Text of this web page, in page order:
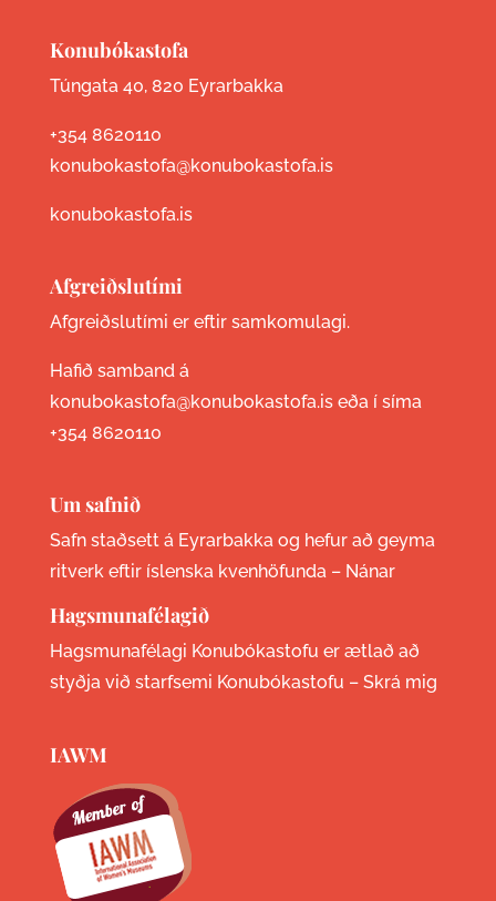
Konubókastofa
Túngata 40, 820 Eyrarbakka
+354 8620110
konubokastofa@konubokastofa.is
konubokastofa.is
Afgreiðslutími
Afgreiðslutími er eftir samkomulagi.
Hafið samband á
konubokastofa@konubokastofa.is eða í síma
+354 8620110
Um safnið
Safn staðsett á Eyrarbakka og hefur að geyma
ritverk eftir íslenska kvenhöfunda – Nánar
Hagsmunafélagið
Hagsmunafélagi Konubókastofu er ætlað að
styðja við starfsemi Konubókastofu – Skrá mig
IAWM